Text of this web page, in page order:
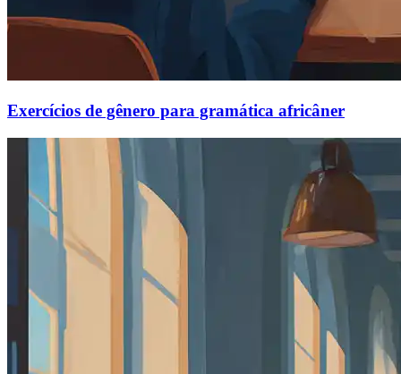
Exercícios de gênero para gramática africâner